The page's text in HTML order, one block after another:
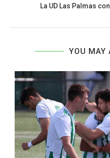
La UD Las Palmas
YOU MAY